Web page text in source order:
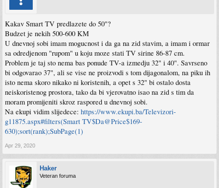
Kakav Smart TV predlazete do 50"?
Budzet je nekih 500-600 KM
U dnevnoj sobi imam mogucnost i da ga na zid stavim, a imam i ormar
sa odredjenom "rupom" u koju moze stati TV sirine 86-87 cm.
Problem je taj sto nema bas ponude TV-a izmedju 32" i 40". Savrseno
bi odgovarao 37", ali se vise ne proizvodi s tom dijagonalom, na piku ih
isto nema skoro nikako ni koristenih, a opet s 32" bi ostalo dosta
neiskoristenog prostora, tako da bi vjerovatno isao na zid s tim da
moram promijeniti skroz raspored u dnevnoj sobi.
Na ekupi vidim slijedece: https://www.ekupi.ba/Televizori-
g11875.aspx#filters(Smart TV$Da@Price$169-
630);sort(rank);SubPage(1)
Apr 29, 2020
Haker
Veteran foruma